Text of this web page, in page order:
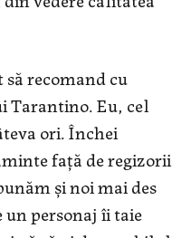
recomand cu
Eu, cel
ori. Închei
față de regizorii
și noi mai des
personaj îi taie